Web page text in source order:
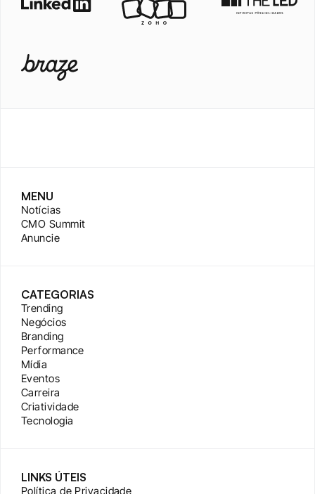
MENU
Notícias
CMO Summit
Anuncie
CATEGORIAS
Trending
Negócios
Branding
Performance
Mídia
Eventos
Carreira
Criatividade
Tecnologia
LINKS ÚTEIS
Política de Privacidade